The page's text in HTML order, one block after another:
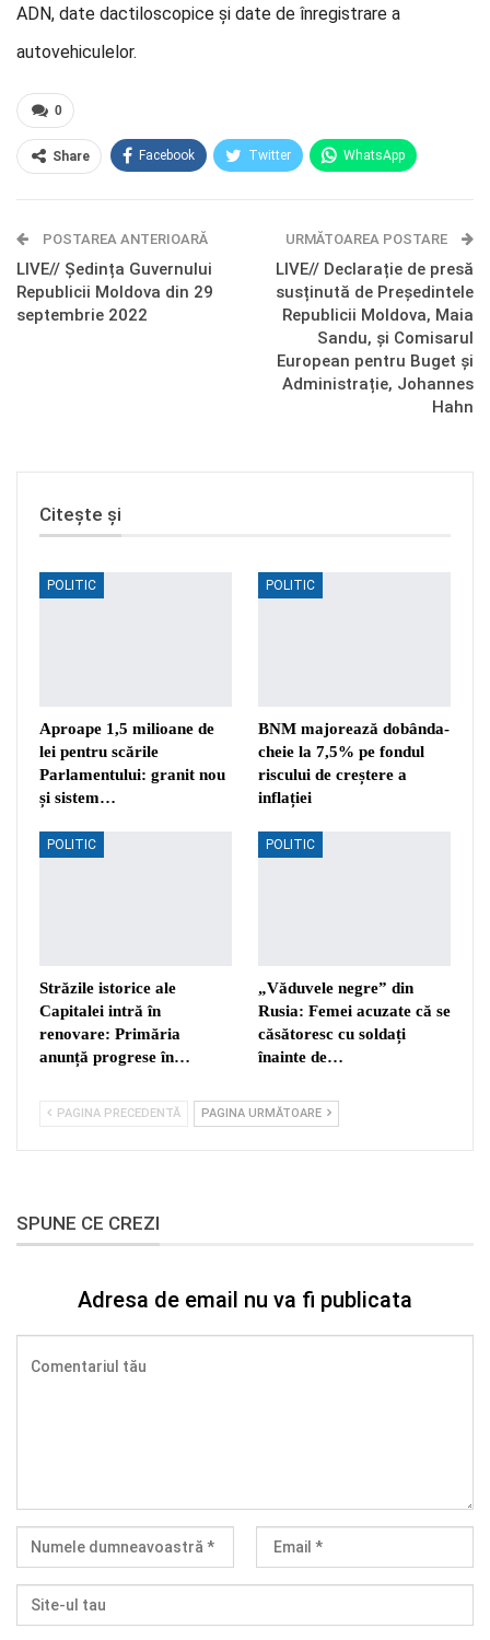
ADN, date dactiloscopice și date de înregistrare a
autovehiculelor.
0
Share Facebook Twitter WhatsApp
Telegram OK.ru
POSTAREA ANTERIOARĂ
LIVE// Ședința Guvernului
Republicii Moldova din 29
septembrie 2022
URMĂTOAREA POSTARE
LIVE// Declarație de presă
susținută de Președintele
Republicii Moldova, Maia
Sandu, și Comisarul
European pentru Buget și
Administrație, Johannes
Hahn
Citește și
POLITIC
Aproape 1,5 milioane de
lei pentru scările
Parlamentului: granit nou
și sistem…
POLITIC
BNM majorează dobânda-
cheie la 7,5% pe fondul
riscului de creștere a
inflației
POLITIC
Străzile istorice ale
Capitalei intră în
renovare: Primăria
anunță progrese în…
POLITIC
„Văduvele negre” din
Rusia: Femei acuzate că se
căsătoresc cu soldați
înainte de…
PAGINA PRECEDENTĂ PAGINA URMĂTOARE
SPUNE CE CREZI
Adresa de email nu va fi publicata